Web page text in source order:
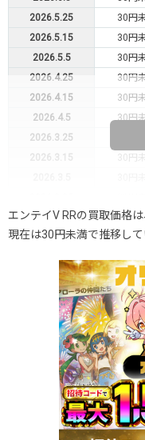
2026.5.25
30円
2026.5.15
30円
2026.5.5
30円
2026.4.25
30円
2026.4.15
30円
2026.4.5
30円
2026.3.25
30円
2026.3.15
30円
2026.2.15
30円未
2026.2.5
30円
2026.1.25
30円
2026.1.15
30円
2026.1.5
30円
2025.12.25
30円
2025.12.15
30円
2025.12.5
30円
2025.11.25
30円
2025.11.15
30円
2025.11.5
30円
エンテイV RRの買取価格
現在は30円未満で推移して